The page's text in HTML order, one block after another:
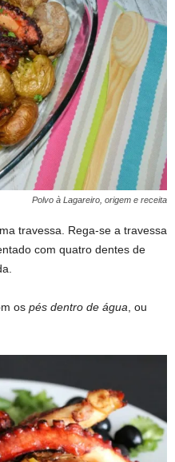
Polvo à Lagareiro, origem e receita
travessa. Rega-se a travessa
com quatro dentes de
os pés dentro de água , ou